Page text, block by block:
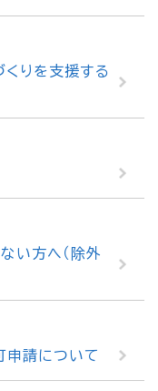
くりを支援する
い方へ（除外
申請について